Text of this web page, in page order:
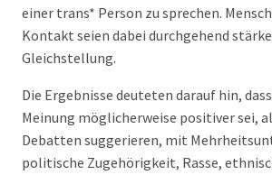
einer trans* Person zu sprechen.
Kontakt seien dabei durchgehend
Gleichstellung.
Die Ergebnisse deuteten darauf hin,
Meinung möglicherweise positiver sei,
Debatten suggerieren, mit
politische Zugehörigkeit, Rasse,